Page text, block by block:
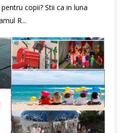
copii? Stii ca in luna
R...